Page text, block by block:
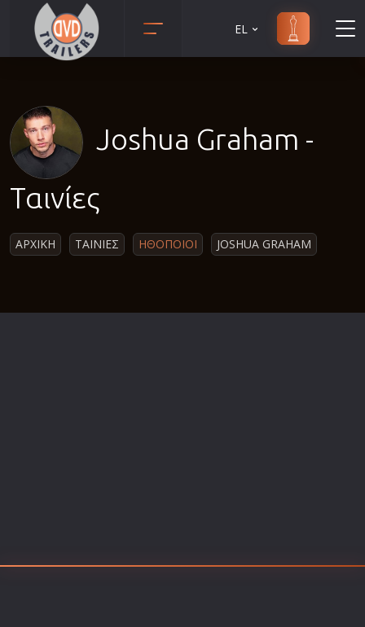
Αισθησιακές
Γουέστερν
EL
Joshua Graham -
Ταινίες
ΑΡΧΙΚΗ ΤΑΙΝΙΕΣ ΗΘΟΠΟΙΟΙ JOSHUA GRAHAM